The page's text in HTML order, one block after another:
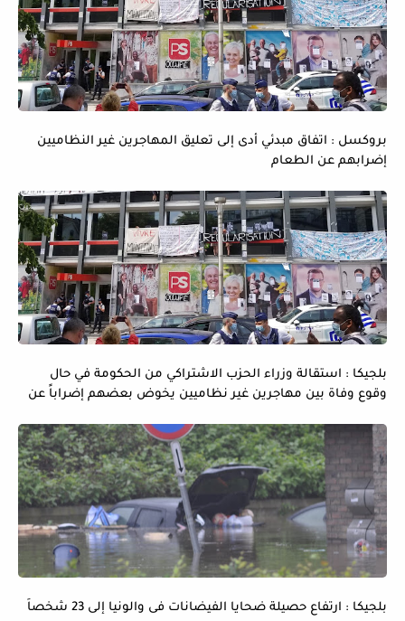
بروكسل : اتفاق مبدئي أدى إلى تعليق المهاجرين غير النظاميين
إضرابهم عن الطعام
بلجيكا : استقالة وزراء الحزب الاشتراكي من الحكومة في حال
وقوع وفاة بين مهاجرين غير نظاميين يخوض بعضهم إضراباً عن
بلجيكا : ارتفاع حصيلة ضحايا الفيضانات فى والونيا إلى 23 شخصاً